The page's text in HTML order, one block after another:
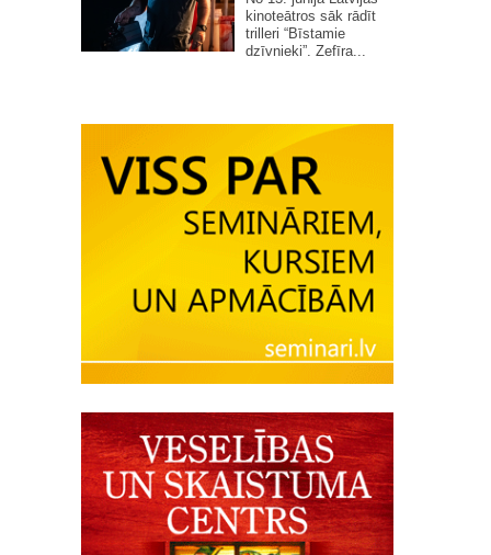
kinoteātros sāk rādīt
trilleri “Bīstamie
dzīvnieki”. Zefīra...